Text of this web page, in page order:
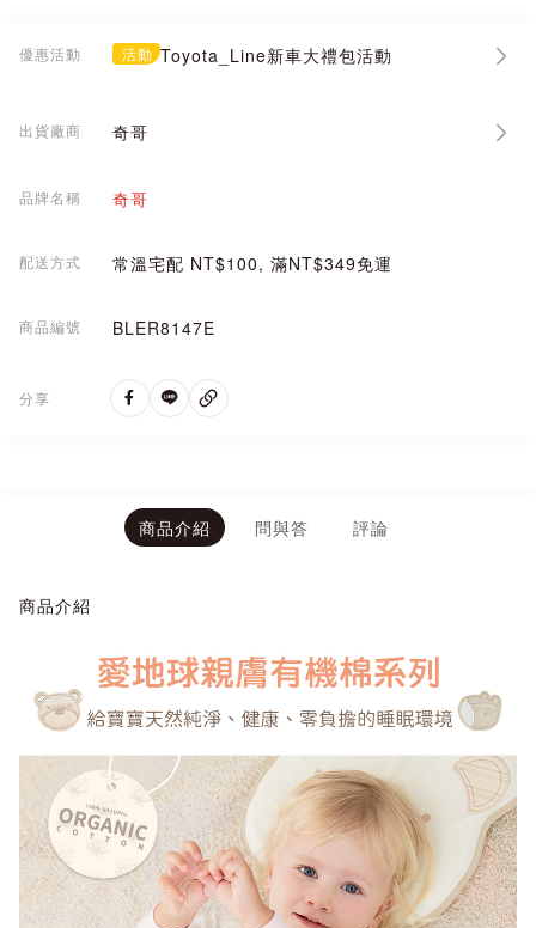
優惠活動 活動 Toyota_Line新車大禮包活動
出貨廠商 奇哥
品牌名稱 奇哥
配送方式 常溫宅配 NT$100, 滿NT$349免運
商品編號 BLER8147E
分享
商品介紹 問與答 評論
商品介紹